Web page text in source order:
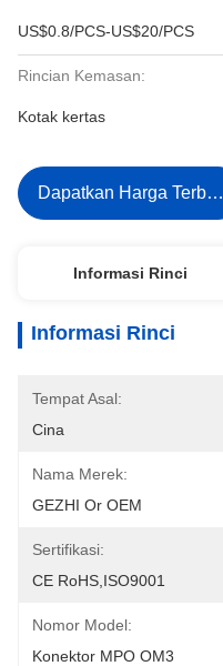
US$0.8/PCS-US$20/PCS
Rincian Kemasan:
Kotak kertas
Dapatkan Harga Terbaik
Informasi Rinci
Informasi Rinci
Tempat Asal:
Cina
Nama Merek:
GEZHI Or OEM
Sertifikasi:
CE RoHS,ISO9001
Nomor Model:
Konektor MPO OM3